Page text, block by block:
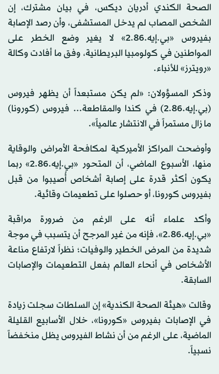
الصحة الكندي أدريان ديكس، في بيان مشترك، إن
الشخص المصاب لم يدخل المستشفى، وأن رصد الإصابة
بفيروس «بي.إيه.2.86» لا يغير وضع الخطر على
المواطنين في كولومبيا البريطانية، وفق ما أفادت وكالة
«رويترز» للأنباء.
وذكر المسؤولان: «لم يكن مستبعداً أن يظهر فيروس
(بي.إيه.2.86) في كندا والمقاطعة... فيروس (كورونا)
ما زال مستمراً في الانتشار عالمياً».
وأوضحت المراكز الأميركية لمكافحة الأمراض والوقاية
منها، الأسبوع الماضي، أن المتحور «بي.إيه.2.86» ربما
يكون أكثر قدرة على إصابة أشخاص أُصيبوا من قبل
بفيروس كورونا، أو حصلوا على تطعيمات وقائية.
وأكد علماء أنه على الرغم من ضرورة مراقبة
«بي.إيه.2.86»، فإنه من غير المرجح أن يتسبب في موجة
شديدة من المرض الخطير والوفيات؛ نظراً لارتفاع مناعة
الأشخاص في أنحاء العالم بفعل التطعيمات والإصابات
السابقة.
وقالت «هيئة الصحة الكندية» إن السلطات سجلت زيادة
في الإصابات بفيروس «كورونا»، خلال الأسابيع القليلة
الماضية، على الرغم من أن نشاط الفيروس يظل منخفضاً
نسبياً.